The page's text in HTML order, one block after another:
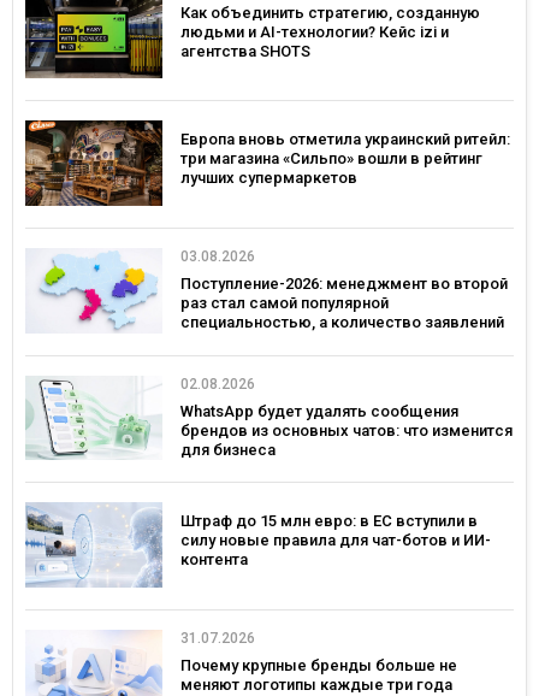
Как объединить стратегию, созданную
людьми и AI-технологии? Кейс izi и
агентства SHOTS
Европа вновь отметила украинский ритейл:
три магазина «Сильпо» вошли в рейтинг
лучших супермаркетов
03.08.2026
Поступление-2026: менеджмент во второй
раз стал самой популярной
специальностью, а количество заявлений
02.08.2026
WhatsApp будет удалять сообщения
брендов из основных чатов: что изменится
для бизнеса
Штраф до 15 млн евро: в ЕС вступили в
силу новые правила для чат-ботов и ИИ-
контента
31.07.2026
Почему крупные бренды больше не
меняют логотипы каждые три года